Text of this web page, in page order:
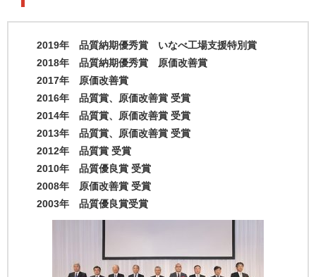
2019年 品質納期優秀賞 いなべ工場支援特別賞
2018年 品質納期優秀賞 原価改善賞
2017年 原価改善賞
2016年 品質賞、原価改善賞 受賞
2014年 品質賞、原価改善賞 受賞
2013年 品質賞、原価改善賞 受賞
2012年 品質賞 受賞
2010年 品質優良賞 受賞
2008年 原価改善賞 受賞
2003年 品質優良賞受賞